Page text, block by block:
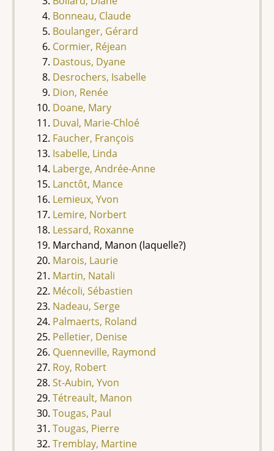
Bonneau, Claude
Boulanger, Gérard
Cormier, Réjean
Dastous, Dyane
Desrochers, Isabelle
Dion, Renée
Doane, Mary
Duval, Marie-Chloé
Faucher, François
Isabelle, Linda
Laberge, Andrée-Anne
Lanctôt, Mance
Lemieux, Yvon
Lemire, Norbert
Lessard, Roxanne
Marchand, Manon (laquelle?)
Marois, Laurie
Martin, Natali
Mécoli, Sébastien
Nadeau, Serge
Palmaerts, Roland
Pelletier, Denise
Quenneville, Raymond
Roy, Robert
St-Aubin, Yvon
Tétreault, Manon
Tougas, Paul
Tougas, Pierre
Tremblay, Martine